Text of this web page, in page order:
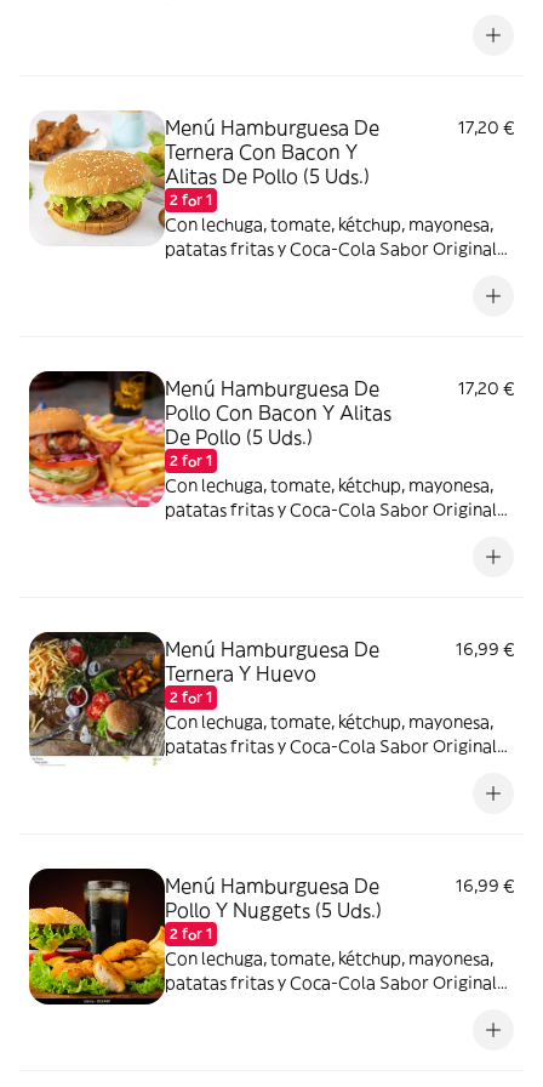
Menú Hamburguesa De
Ternera Con Bacon Y
Alitas De Pollo (5 Uds.)
2 for 1
17,20 €
Con lechuga, tomate, kétchup, mayonesa,
patatas fritas y Coca-Cola Sabor Original
Menú Hamburguesa De
Pollo Con Bacon Y Alitas
De Pollo (5 Uds.)
2 for 1
17,20 €
Con lechuga, tomate, kétchup, mayonesa,
patatas fritas y Coca-Cola Sabor Original
Menú Hamburguesa De
Ternera Y Huevo
2 for 1
16,99 €
Con lechuga, tomate, kétchup, mayonesa,
patatas fritas y Coca-Cola Sabor Original
Menú Hamburguesa De
Pollo Y Nuggets (5 Uds.)
2 for 1
16,99 €
Con lechuga, tomate, kétchup, mayonesa,
patatas fritas y Coca-Cola Sabor Original